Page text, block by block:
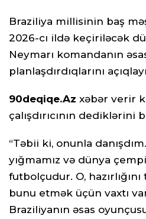
Braziliya millisinin baş
2026-cı ildə keçiriləcək
Neymarı komandanın
planlaşdırdıqlarını
90deqiqe.Az xəbər verir
çalışdırıcının dediklərini
“Təbii ki, onunla
yığmamız və dünya
futbolçudur. O,
bunu etmək üçün vaxtı
Braziliyanın əsas